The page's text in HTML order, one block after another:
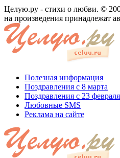
Целую.ру - стихи о любви. ©
на произведения принадлежат
Полезная информация
Поздравления с 8 марта
Поздравления с 23 февраля
Любовные SMS
Реклама на сайте